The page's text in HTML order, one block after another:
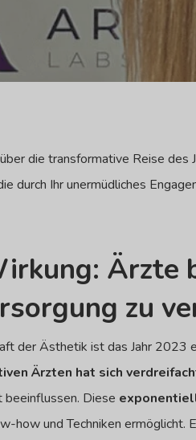
die transformative Reise
durch Ihr unermüdliches
Ärzte
zu
der Ästhetik ist das Jahr
Ärzten hat sich
Diese
how und Techniken